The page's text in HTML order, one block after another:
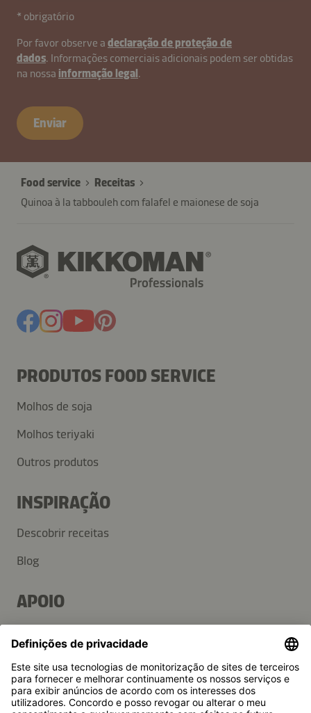
* obrigatório
Por favor observe a declaração de proteção de
dados. Informações comerciais adicionais podem ser obtidas
na nossa informação legal.
Enviar
Food service
Receitas
Quinoa à la tabbouleh com falafel e maionese de soja
PRODUTOS FOOD SERVICE
Molhos de soja
Molhos teriyaki
Outros produtos
INSPIRAÇÃO
Descobrir receitas
Blog
APOIO
Perguntas frequentes
Imprensa